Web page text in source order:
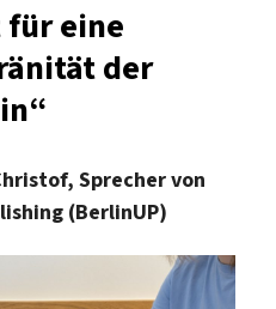
eine
der
Sprecher von
(BerlinUP)